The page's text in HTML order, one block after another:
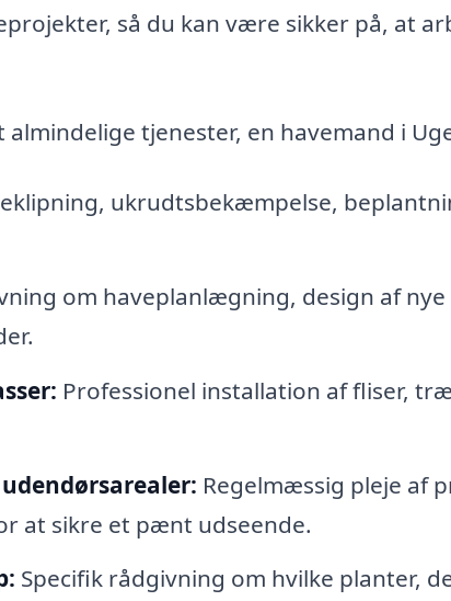
så du kan være sikker på, at
almindelige tjenester, en havemand i
ukrudtsbekæmpelse,
om haveplanlægning, design af
Professionel installation af fliser,
Regelmæssig pleje af
at sikre et pænt udseende.
Specifik rådgivning om hvilke planter,